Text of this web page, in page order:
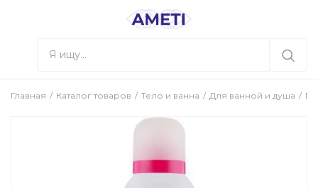
Главная Каталог товаров Тело и ванна Для ванной и душа